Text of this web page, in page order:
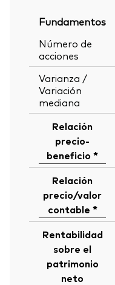
Fundamentos
Número de
acciones
Varianza /
Variación
mediana
Relación
precio-
beneficio *
Relación
precio/valor
contable *
Rentabilidad
sobre el
patrimonio
neto